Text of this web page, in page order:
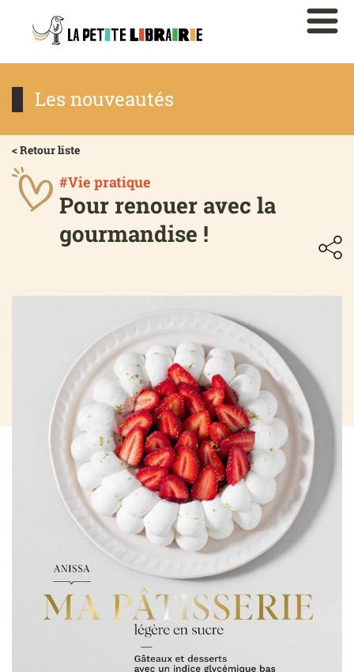
Les nouveautés
< Retour liste
#Vie pratique
Pour renouer avec la
gourmandise !